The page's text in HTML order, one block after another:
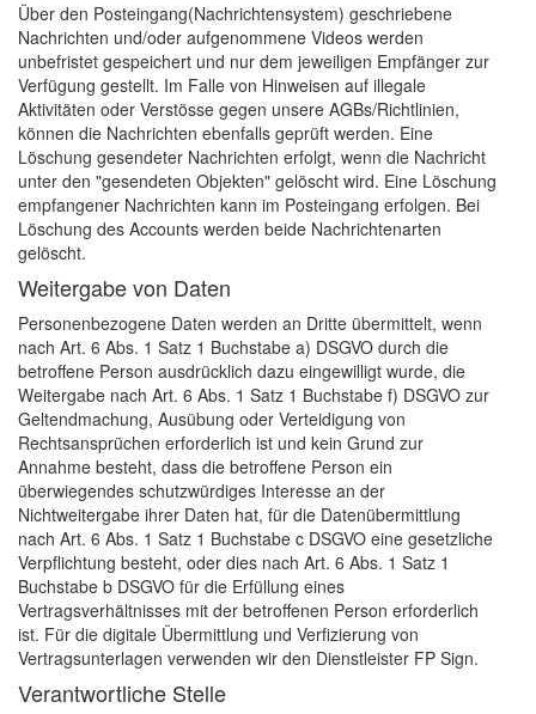
Über den Posteingang(Nachrichtensystem) geschriebene
Nachrichten und/oder aufgenommene Videos werden
unbefristet gespeichert und nur dem jeweiligen Empfänger zur
Verfügung gestellt. Im Falle von Hinweisen auf illegale
Aktivitäten oder Verstösse gegen unsere AGBs/Richtlinien,
können die Nachrichten ebenfalls geprüft werden. Eine
Löschung gesendeter Nachrichten erfolgt, wenn die Nachricht
unter den "gesendeten Objekten" gelöscht wird. Eine Löschung
empfangener Nachrichten kann im Posteingang erfolgen. Bei
Löschung des Accounts werden beide Nachrichtenarten
gelöscht.
Weitergabe von Daten
Personenbezogene Daten werden an Dritte übermittelt, wenn
nach Art. 6 Abs. 1 Satz 1 Buchstabe a) DSGVO durch die
betroffene Person ausdrücklich dazu eingewilligt wurde, die
Weitergabe nach Art. 6 Abs. 1 Satz 1 Buchstabe f) DSGVO zur
Geltendmachung, Ausübung oder Verteidigung von
Rechtsansprüchen erforderlich ist und kein Grund zur
Annahme besteht, dass die betroffene Person ein
überwiegendes schutzwürdiges Interesse an der
Nichtweitergabe ihrer Daten hat, für die Datenübermittlung
nach Art. 6 Abs. 1 Satz 1 Buchstabe c DSGVO eine gesetzliche
Verpflichtung besteht, oder dies nach Art. 6 Abs. 1 Satz 1
Buchstabe b DSGVO für die Erfüllung eines
Vertragsverhältnisses mit der betroffenen Person erforderlich
ist. Für die digitale Übermittlung und Verfizierung von
Vertragsunterlagen verwenden wir den Dienstleister FP Sign.
Verantwortliche Stelle